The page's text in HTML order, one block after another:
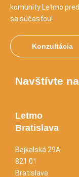
komunity Letmo
sa súčasťou!
Konzultácia
Navštívte
Letmo
Bratislava
Bajkalská 29A
821 01
Bratislava